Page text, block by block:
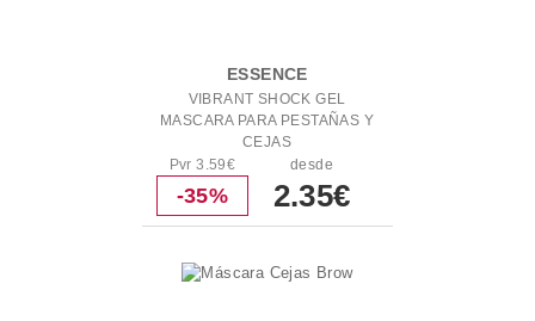
ESSENCE
VIBRANT SHOCK GEL
MASCARA PARA PESTAÑAS Y
CEJAS
Pvr 3.59€
-35%
desde
2.35€